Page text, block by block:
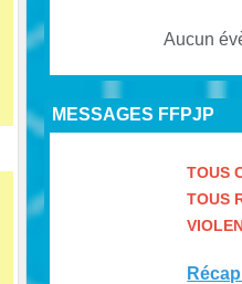
Aucun
MESSAGES FFPJP
TOUS
TOUS